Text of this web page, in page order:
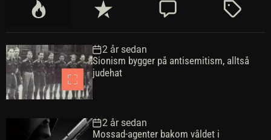
P
u
l
ä
r
S
e
a
s
e
r
M
t
2 år sedan
Sionism bygger på antisemitism, alltså
judehat
2 år sedan
Mossad-agenter bakom våldet i